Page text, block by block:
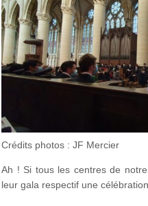
Crédits photos : JF Mercier
Ah ! Si tous les centres de
leur gala respectif une